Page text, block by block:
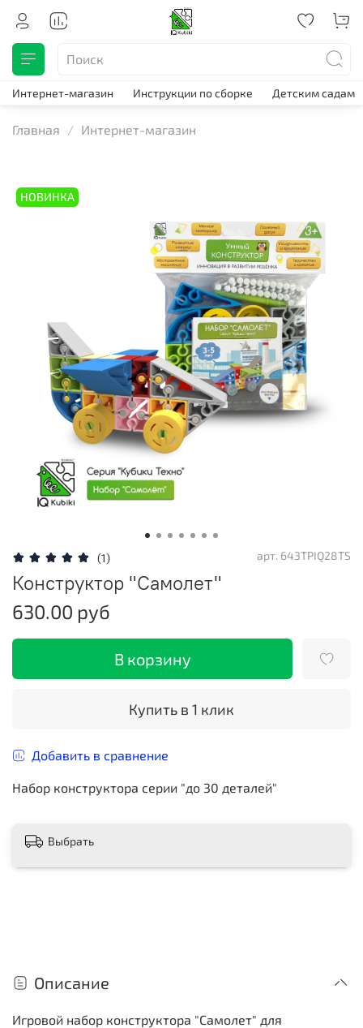
Интернет-магазин Инструкции по сборке Детским садам
Главная Интернет-магазин
НОВИНКА
(1) арт. 643TPIQ28TS
Конструктор "Самолет"
630.00 руб
В корзину
Купить в 1 клик
Добавить в сравнение
Набор конструктора серии "до 30 деталей"
Выбрать
Описание
Игровой набор конструктора "Самолет" для